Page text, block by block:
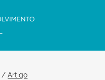
/Artigo